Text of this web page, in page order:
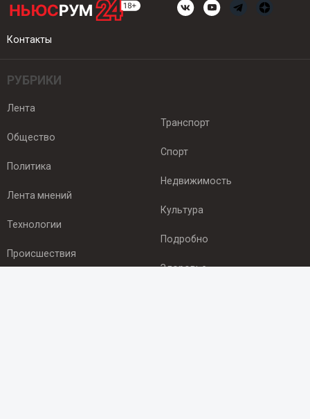
Контакты
РУБРИКИ
Лента
Общество
Политика
Лента мнений
Технологии
Происшествия
Транспорт
Спорт
Недвижимость
Культура
Подробно
Здоровье